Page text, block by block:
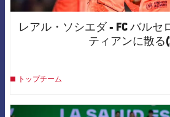
レアル・ソシエダ - FC バルセ
ティアンに散る
トップチーム
FCB